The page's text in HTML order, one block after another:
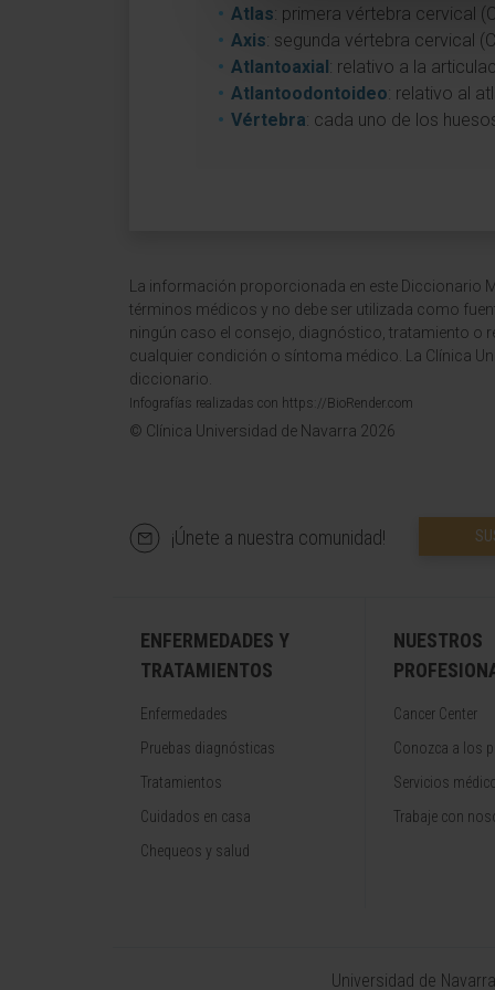
Atlas: primera vértebra cervical
Axis: segunda vértebra cervical
Atlantoaxial: relativo a la
Atlantoodontoideo: relativo al
Vértebra: cada uno de los
La información proporcionada en este Diccionario
términos médicos y no debe ser utilizada como
ningún caso el consejo, diagnóstico, tratamiento o
cualquier condición o síntoma médico. La Clínica
diccionario.
Infografías realizadas con https://BioRender.com
© Clínica Universidad de Navarra 2026
¡Únete a nuestra comunidad!
ENFERMEDADES Y
TRATAMIENTOS
Enfermedades
Pruebas diagnósticas
Tratamientos
Cuidados en casa
Chequeos y salud
NUESTROS
Cancer Center
Conozca a los
Servicios
Trabaje con
Universidad de Navarra